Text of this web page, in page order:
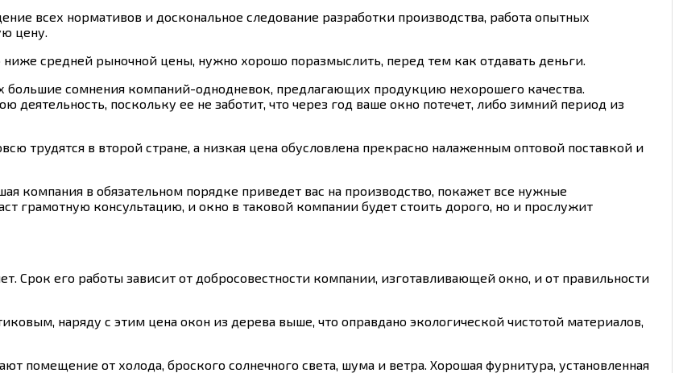
всех нормативов и доскональное следование разработки производства, работа опытных
цену.
ниже средней рыночной цены, нужно хорошо поразмыслить, перед тем как отдавать деньги.
сомнения компаний-однодневок, предлагающих продукцию нехорошего качества.
деятельность, поскольку ее не заботит, что через год ваше окно потечет, либо зимний период из
трудятся в второй стране, а низкая цена обусловлена прекрасно налаженным оптовой поставкой и
компания в обязательном порядке приведет вас на производство, покажет все нужные
грамотную консультацию, и окно в таковой компании будет стоить дорого, но и прослужит
Срок его работы зависит от добросовестности компании, изготавливающей окно, и от правильности
наряду с этим цена окон из дерева выше, что оправдано экологической чистотой материалов,
помещение от холода, броского солнечного света, шума и ветра. Хорошая фурнитура, установленная